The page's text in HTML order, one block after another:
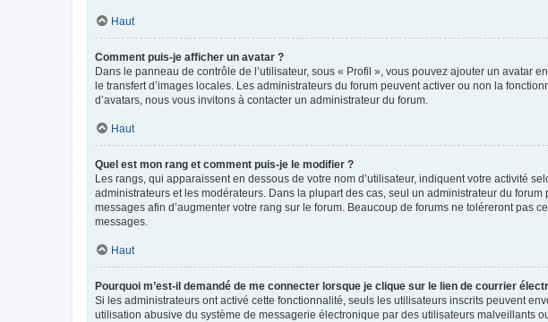
Haut
Comment puis-je afficher un avatar ?
Dans le panneau de contrôle de l’utilisateur, sous « Profil », vous pouvez ajouter un avatar
le transfert d’images locales. Les administrateurs du forum peuvent activer ou non la
d’avatars, nous vous invitons à contacter un administrateur du forum.
Haut
Quel est mon rang et comment puis-je le modifier ?
Les rangs, qui apparaissent en dessous de votre nom d’utilisateur, indiquent votre activité
administrateurs et les modérateurs. Dans la plupart des cas, seul un administrateur du
messages afin d’augmenter votre rang sur le forum. Beaucoup de forums ne toléreront
messages.
Haut
Pourquoi m’est-il demandé de me connecter lorsque je clique sur le lien de courrier
Si les administrateurs ont activé cette fonctionnalité, seuls les utilisateurs inscrits peuvent
utilisation abusive du système de messagerie électronique par des utilisateurs malveillants